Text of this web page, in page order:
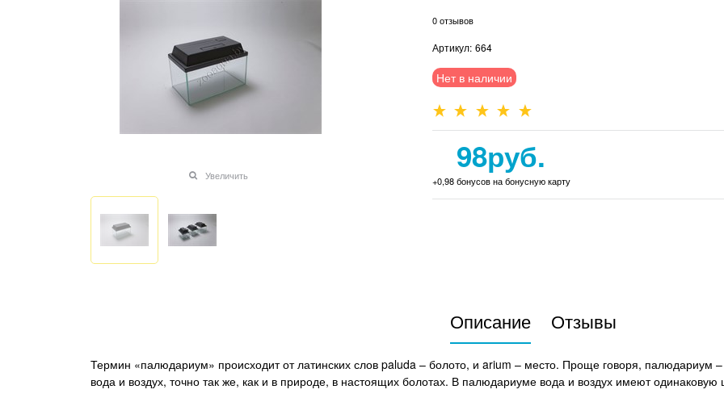
Увеличить
0 отзывов
Артикул: 664
Нет в наличии
98руб.
+0,98 бонусов на бонусную карту
Описание Отзывы
Термин «палюдариум» происходит от латинских слов paluda – болото, и arium – место. Проще говоря, палюдариум –
вода и воздух, точно так же, как и в природе, в настоящих болотах. В палюдариуме вода и воздух имеют одинаковую